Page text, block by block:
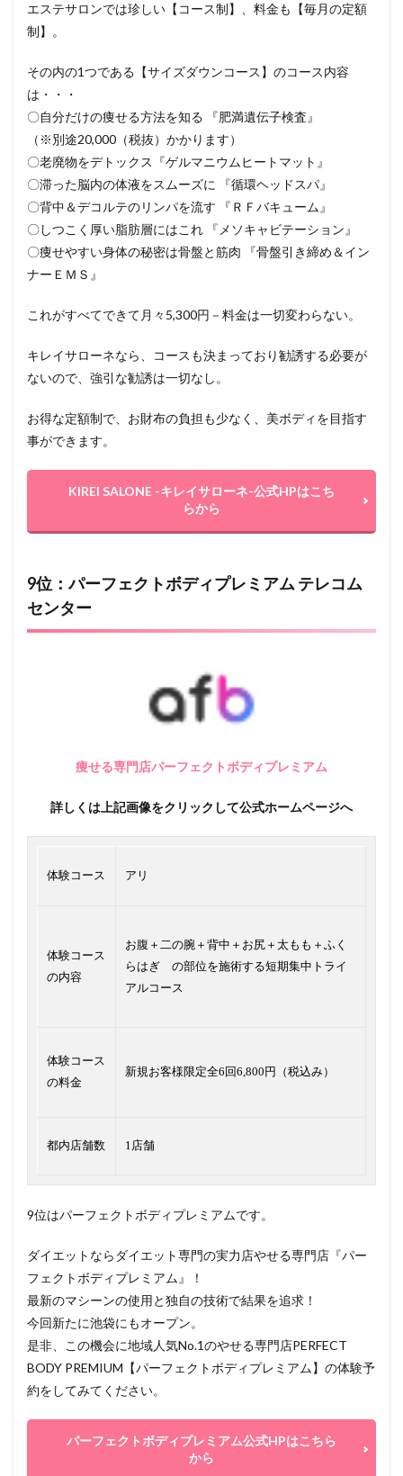
エステサロンでは珍しい【コース制】、料金も【毎月の定額
制】。
その内の1つである【サイズダウンコース】のコース内容
は・・・
〇自分だけの痩せる方法を知る 『肥満遺伝子検査』
（※別途20,000（税抜）かかります）
〇老廃物をデトックス『ゲルマニウムヒートマット』
〇滞った脳内の体液をスムーズに 『循環ヘッドスパ』
〇背中＆デコルテのリンパを流す 『ＲＦバキューム』
〇しつこく厚い脂肪層にはこれ 『メソキャビテーション』
〇痩せやすい身体の秘密は骨盤と筋肉 『骨盤引き締め＆イン
ナーＥＭＳ』
これがすべてできて月々5,300円－料金は一切変わらない。
キレイサローネなら、コースも決まっており勧誘する必要が
ないので、強引な勧誘は一切なし。
お得な定額制で、お財布の負担も少なく、美ボディを目指す
事ができます。
KIREI SALONE -キレイサローネ-公式HPはこち
らから
9位：パーフェクトボディプレミアム テレコム
センター
痩せる専門店パーフェクトボディプレミアム
詳しくは上記画像をクリックして公式ホームページへ
体験コース アリ
体験コース
の内容
お腹＋二の腕＋背中＋お尻＋太もも＋ふく
らはぎ の部位を施術する短期集中トライ
アルコース
体験コース
の料金
新規お客様限定全6回6,800円（税込み）
都内店舗数 1店舗
9位はパーフェクトボディプレミアムです。
ダイエットならダイエット専門の実力店やせる専門店『パー
フェクトボディプレミアム』！
最新のマシーンの使用と独自の技術で結果を追求！
今回新たに池袋にもオープン。
是非、この機会に地域人気No.1のやせる専門店PERFECT
BODY PREMIUM【パーフェクトボディプレミアム】の体験予
約をしてみてください。
パーフェクトボディプレミアム公式HPはこちら
から